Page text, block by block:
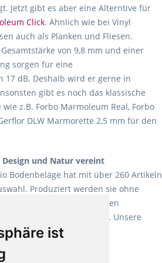
ist
Jetzt gibt es aber eine Alterntive für
Click. Ähnlich wie bei Vinyl
auch als Planken und Fliesen.
von 9,8 mm und einer
sorgen für eine
17 dB. Deshalb wird er gerne in
gibt es noch das klassische
z.B. Forbo Marmoleum Real, Forbo
DLW Marmorette 2,5 mm für den
Design und Natur vereint
Bodenbeläge hat mit über 260 Artikeln
Produziert werden sie ohne
Mit allen verfügbaren
Bauvorhaben attraktiv. Unsere
Layer XXL.
Laufgefühl